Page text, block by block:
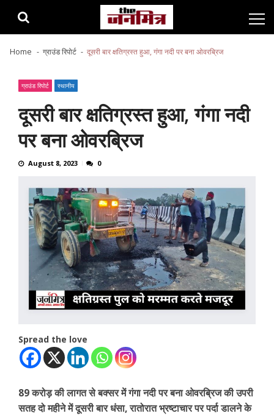
Home ग्राउंड रिपोर्ट दूसरी बार क्षतिग्रस्त हुआ, गंगा नदी पर बना ओवरब्रिज
ग्राउंड रिपोर्ट स्थानीय
दूसरी बार क्षतिग्रस्त हुआ, गंगा नदी
पर बना ओवरब्रिज
August 8, 2023 0
Spread the love
89 करोड़ की लागत से बक्सर में गंगा नदी पर बना ओवरब्रिज की उपरी
सतह दो महीने में दूसरी बार धंसा, रातोरात भ्रष्टाचार पर पर्दा डालने के